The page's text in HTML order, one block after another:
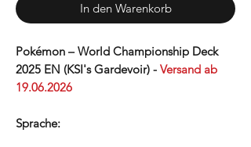
In den Warenkorb
Pokémon – World Championship Deck
2025 EN (KSI's Gardevoir) - Versand ab
19.06.2026
Sprache: